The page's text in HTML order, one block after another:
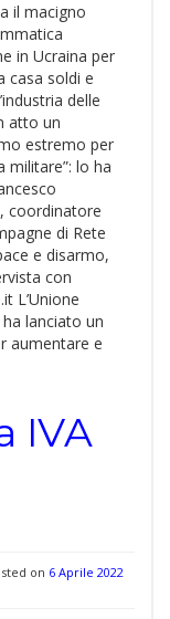
il macigno
in Ucraina per
casa soldi e
delle
atto un
estremo per
militare”: lo ha
coordinatore
di Rete
e disarmo,
con
L’Unione
lanciato un
aumentare e
IVA
on 6 Aprile 2022